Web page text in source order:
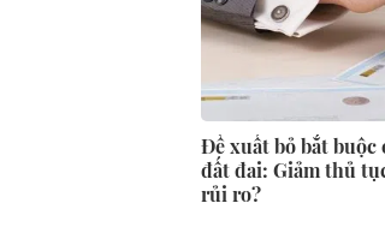
Đề xuất bỏ bắt
đất đai: Giảm thủ
rủi ro?